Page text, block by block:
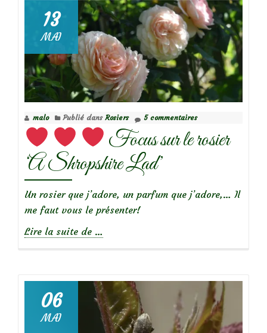
jardin
Les
acariens
13
MAI
malo Publié dans Rosiers 5 commentaires
Focus sur le rosier
‘A Shropshire Lad’
Un rosier que j’adore, un parfum que j’adore,… Il
me faut vous le présenter!
Lire la suite de à
Focus
…
06
MAI